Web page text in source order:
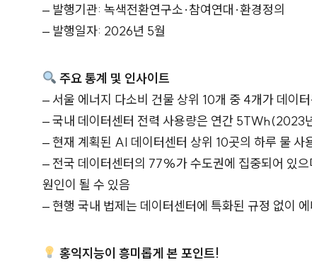
– 발행기관: 녹색전환연구소·참여연대·환경정의
– 발행일자: 2026년 5월
주요 통계 및 인사이트
– 서울 에너지 다소비 건물 상위 10개 중 4개가 데이
– 국내 데이터센터 전력 사용량은 연간
– 현재 계획된 AI 데이터센터 상위 10곳의 하루 물
– 전국 데이터센터의 77%가 수도권에 집중되어 있
원인이 될 수 있음
– 현행 국내 법제는 데이터센터에 특화된 규정 없이
홍익지능이 흥미롭게 본 포인트!